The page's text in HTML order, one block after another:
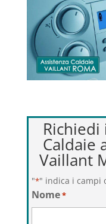
Caldaie
Vaillant
"*" indica i campi
Nome*